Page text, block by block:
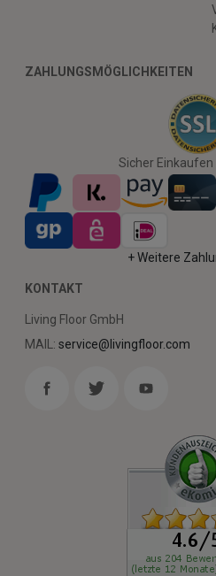
ZAHLUNGSMÖGLICHKEITEN
Sicher
+ Weitere
KONTAKT
Living Floor GmbH
MAIL: service@livingfloor.com